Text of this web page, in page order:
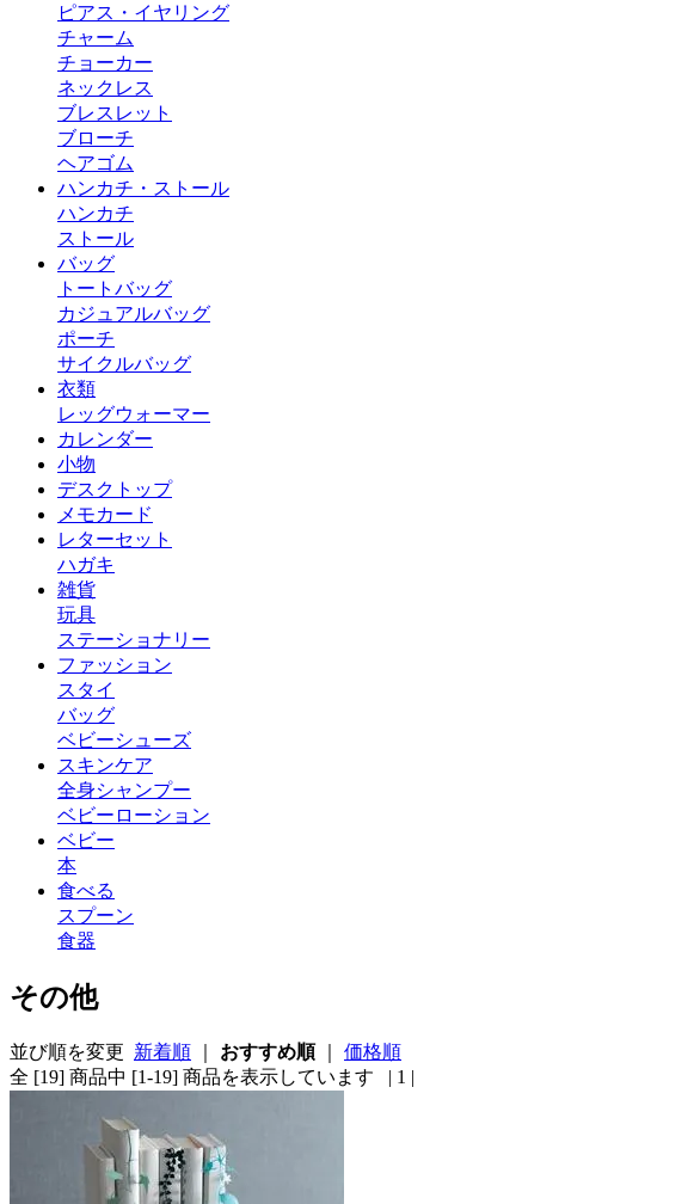
ピアス・イヤリング
チャーム
チョーカー
ネックレス
ブレスレット
ブローチ
ヘアゴム
ハンカチ・ストール
ハンカチ
ストール
バッグ
トートバッグ
カジュアルバッグ
ポーチ
サイクルバッグ
衣類
レッグウォーマー
カレンダー
小物
デスクトップ
メモカード
レターセット
ハガキ
雑貨
玩具
ステーショナリー
ファッション
スタイ
バッグ
ベビーシューズ
スキンケア
全身シャンプー
ベビーローション
ベビー
本
食べる
スプーン
食器
その他
並び順を変更 新着順 おすすめ順｜ 価格順
全 [19] 商品中 [1-19] 商品を表示しています | 1 |